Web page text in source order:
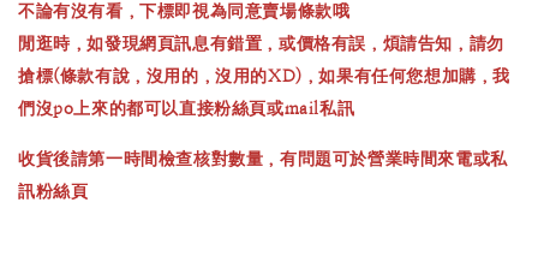
不論有沒有看，下標即視為同意賣場條款哦
閒逛時，如發現網頁訊息有錯置，或價格有誤，煩請告知，請勿
搶標(條款有說，沒用的，沒用的XD)，如果有任何您想加購，我
們沒po上來的都可以直接粉絲頁或mail私訊
收貨後請第一時間檢查核對數量，有問題可於營業時間來電或私
訊粉絲頁